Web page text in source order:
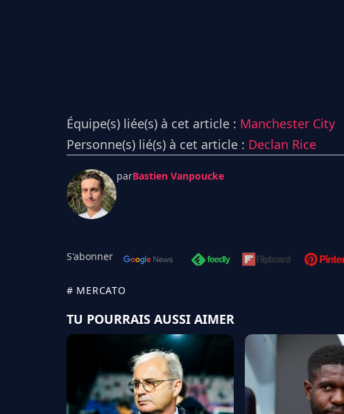
Équipe(s) liée(s) à cet article : Manchester City
Personne(s) lié(s) à cet article : Declan Rice
parBastien Vanpoucke
S'abonner
# MERCATO
TU POURRAIS AUSSI AIMER